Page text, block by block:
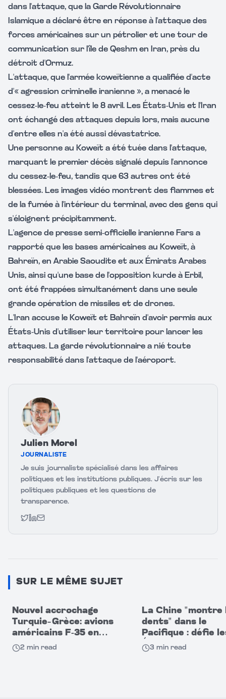
dans l'attaque, que la Garde Révolutionnaire
Islamique a déclaré être en réponse à l'attaque des
forces américaines sur un pétrolier et une tour de
communication sur l'île de Qeshm en Iran, près du
détroit d'Ormuz.
L'attaque, que l'armée koweïtienne a qualifiée d'acte
d'« agression criminelle iranienne », a menacé le
cessez-le-feu atteint le 8 avril. Les États-Unis et l'Iran
ont échangé des attaques depuis lors, mais aucune
d'entre elles n'a été aussi dévastatrice.
Une personne au Koweït a été tuée dans l'attaque,
marquant le premier décès signalé depuis l'annonce
du cessez-le-feu, tandis que 63 autres ont été
blessées. Les images vidéo montrent des flammes et
de la fumée à l'intérieur du terminal, avec des gens qui
s'éloignent précipitamment.
L'agence de presse semi-officielle iranienne Fars a
rapporté que les bases américaines au Koweït, à
Bahreïn, en Arabie Saoudite et aux Émirats Arabes
Unis, ainsi qu'une base de l'opposition kurde à Erbil,
ont été frappées simultanément dans une seule
grande opération de missiles et de drones.
L'Iran accuse le Koweït et Bahreïn d'avoir permis aux
États-Unis d'utiliser leur territoire pour lancer les
attaques. La garde révolutionnaire a nié toute
responsabilité dans l'attaque de l'aéroport.
Julien Morel
JOURNALISTE
Je suis journaliste spécialisé dans les affaires
politiques et les institutions publiques. J’écris sur les
politiques publiques et les questions de
transparence.
SUR LE MÊME SUJET
Nouvel accrochage
Turquie–Grèce: avions
américains F-35 en
cause
2 min read
La Chine "montre
dents" dans le
Pacifique : défie
États-Unis par
capacités
3 min read